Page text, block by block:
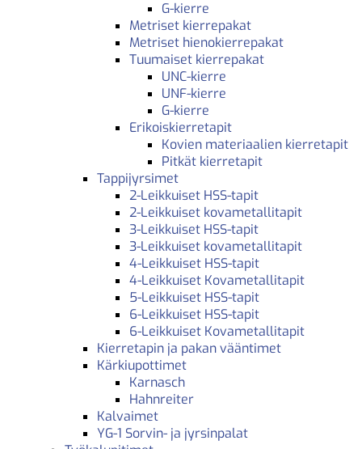
G-kierre
Metriset kierrepakat
Metriset hienokierrepakat
Tuumaiset kierrepakat
UNC-kierre
UNF-kierre
G-kierre
Erikoiskierretapit
Kovien materiaalien kierretapit
Pitkät kierretapit
Tappijyrsimet
2-Leikkuiset HSS-tapit
2-Leikkuiset kovametallitapit
3-Leikkuiset HSS-tapit
3-Leikkuiset kovametallitapit
4-Leikkuiset HSS-tapit
4-Leikkuiset Kovametallitapit
5-Leikkuiset HSS-tapit
6-Leikkuiset HSS-tapit
6-Leikkuiset Kovametallitapit
Kierretapin ja pakan vääntimet
Kärkiupottimet
Karnasch
Hahnreiter
Kalvaimet
YG-1 Sorvin- ja jyrsinpalat